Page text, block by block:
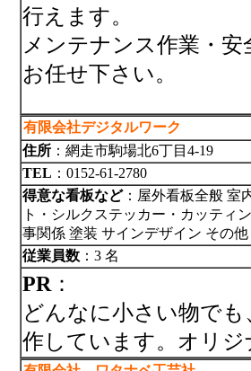
行えます。
メンテナンス作業・
お任せ下さい。
有限会社デジタルワーク
住所 ：網走市駒場北6丁目4-19
TEL ：0152-61-2780
得意な看板など：屋外看板全般 室
ト・シルクステッカー・カッティ
事関係 塗装 サインデザイン その
従業員数 ：3 名
PR ：
どんなに小さい物で
作しています。オリ